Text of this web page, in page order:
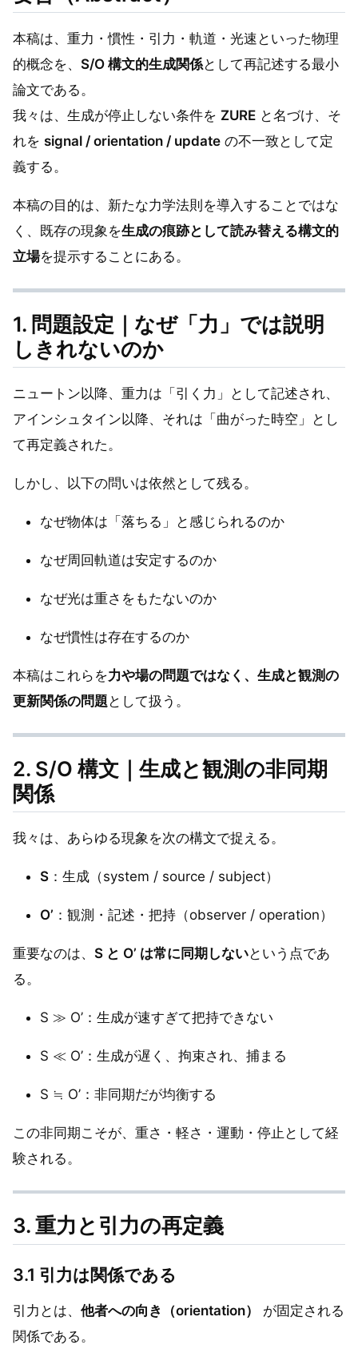
本稿は、重力・慣性・引力・軌道・光速といった物理
的概念を、 S/O 構文的生成関係として再記述する最小
論文である。
我々は、生成が停止しない条件を ZURE と名づけ、そ
れを signal / orientation / update の不一致として定
義する。
本稿の目的は、新たな力学法則を導入することではな
く、既存の現象を生成の痕跡として読み替える構文的
立場を提示することにある。
1. 問題設定｜なぜ「力」では説明
しきれないのか
ニュートン以降、重力は「引く力」として記述され、
アインシュタイン以降、それは「曲がった時空」とし
て再定義された。
しかし、以下の問いは依然として残る。
なぜ物体は「落ちる」と感じられるのか
なぜ周回軌道は安定するのか
なぜ光は重さをもたないのか
なぜ慣性は存在するのか
本稿はこれらを力や場の問題ではなく、生成と観測の
更新関係の問題 として扱う。
2. S/O 構文｜生成と観測の非同期
関係
我々は、あらゆる現象を次の構文で捉える。
S ：生成（system / source / subject）
O’ ：観測・記述・把持（observer / operation）
重要なのは、 S と O’ は常に同期しないという点であ
る。
S ≫ O’：生成が速すぎて把持できない
S ≪ O’：生成が遅く、拘束され、捕まる
S ≒ O’：非同期だが均衡する
この非同期こそが、重さ・軽さ・運動・停止として経
験される。
3. 重力と引力の再定義
3.1 引力は関係である
引力とは、 他者への向き（orientation）
が固定される
関係である。